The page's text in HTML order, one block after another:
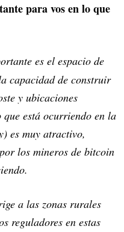
para vos en lo que
es el espacio de
capacidad de construir
y ubicaciones
está ocurriendo en la
es muy atractivo,
los mineros de bitcoin
a las zonas rurales
reguladores en estas